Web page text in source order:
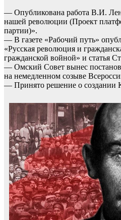
— Опубликована работа В.И.
нашей революции (Проект
партии)».
— В газете «Рабочий путь»
«Русская революция и
гражданской войной» и статья
— Омский Совет вынес
на немедленном созыве
— Принято решение о создании